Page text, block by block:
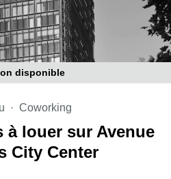
disponible
Coworking
à louer sur Avenue
City Center